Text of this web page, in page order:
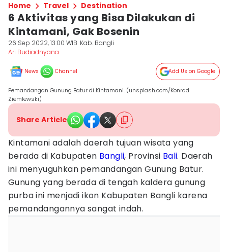
Home Travel Destination
6 Aktivitas yang Bisa Dilakukan di
Kintamani, Gak Bosenin
26 Sep 2022, 13:00 WIB Kab. Bangli
Ari Budiadnyana
News Channel Add Us on Google
Pemandangan Gunung Batur di Kintamani. (unsplash.com/Konrad
Ziemlewski)
Share Article
Kintamani adalah daerah tujuan wisata yang
berada di Kabupaten Bangli, Provinsi Bali. Daerah
ini menyuguhkan pemandangan Gunung Batur.
Gunung yang berada di tengah kaldera gunung
purba ini menjadi ikon Kabupaten Bangli karena
pemandangannya sangat indah.